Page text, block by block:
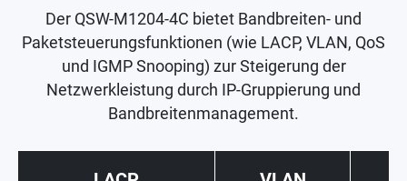
Der QSW-M1204-4C bietet Bandbreiten- und
Paketsteuerungsfunktionen (wie LACP, VLAN, QoS
und IGMP Snooping) zur Steigerung der
Netzwerkleistung durch IP-Gruppierung und
Bandbreitenmanagement.